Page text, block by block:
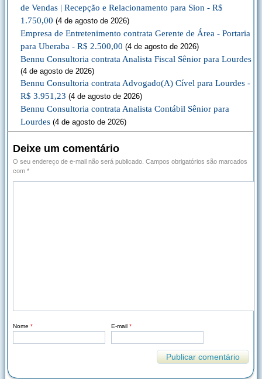
de Vendas | Recepção e Relacionamento para Sion - R$
1.750,00 (4 de agosto de 2026)
Empresa de Entretenimento contrata Gerente de Área - Portaria
para Uberaba - R$ 2.500,00 (4 de agosto de 2026)
Bennu Consultoria contrata Analista Fiscal Sênior para Lourdes
(4 de agosto de 2026)
Bennu Consultoria contrata Advogado(A) Cível para Lourdes -
R$ 3.951,23 (4 de agosto de 2026)
Bennu Consultoria contrata Analista Contábil Sênior para
Lourdes (4 de agosto de 2026)
Deixe um comentário
O seu endereço de e-mail não será publicado. Campos obrigatórios são marcados
com *
Nome * E-mail *